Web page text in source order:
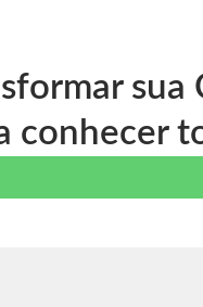
conhecer